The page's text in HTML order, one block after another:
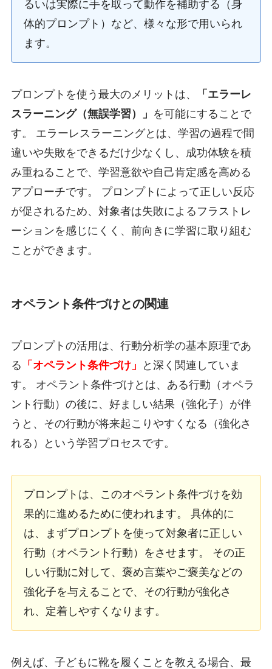
るいは実際に手を取って動作を補助する（身
体的プロンプト）など、様々な形で用いられ
ます。
プロンプトを使う最大のメリットは、
「エラーレ
スラーニング（無誤学習）」 を可能にすることで
す。 エラーレスラーニングとは、学習の過程で間
違いや失敗をできるだけ少なくし、成功体験を積
み重ねることで、学習意欲や自己肯定感を高める
アプローチです。 プロンプトによって正しい反応
が促されるため、対象者は失敗によるフラストレ
ーションを感じにくく、前向きに学習に取り組む
ことができます。
オペラント条件づけとの関連
プロンプトの活用は、行動分析学の基本原理であ
る 「オペラント条件づけ」
と深く関連していま
す。 オペラント条件づけとは、ある行動（オペラ
ント行動）の後に、好ましい結果（強化子）が伴
うと、その行動が将来起こりやすくなる（強化さ
れる）という学習プロセスです。
プロンプトは、このオペラント条件づけを効
果的に進めるために使われます。 具体的に
は、まずプロンプトを使って対象者に正しい
行動（オペラント行動）をさせます。 その正
しい行動に対して、褒め言葉やご褒美などの
強化子を与えることで、その行動が強化さ
れ、定着しやすくなります。
例えば、子どもに靴を履くことを教える場合、最